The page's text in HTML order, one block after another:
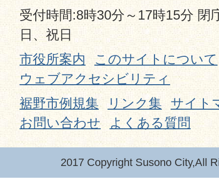
受付時間:8時30分～17時15分 閉
日、祝日
市役所案内
このサイトについて
ウェブアクセシビリティ
裾野市例規集
リンク集
サイト
お問い合わせ
よくある質問
2017 Copyright Susono City,All